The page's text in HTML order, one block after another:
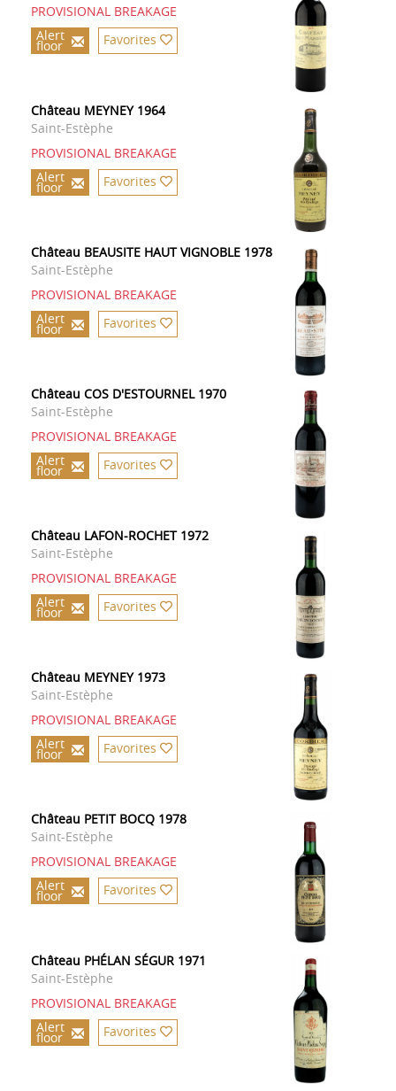
PROVISIONAL BREAKAGE
Alert
floor Favorites
Château MEYNEY 1964
Saint-Estèphe
PROVISIONAL BREAKAGE
Alert
floor Favorites
Château BEAUSITE HAUT VIGNOBLE 1978
Saint-Estèphe
PROVISIONAL BREAKAGE
Alert
floor Favorites
Château COS D'ESTOURNEL 1970
Saint-Estèphe
PROVISIONAL BREAKAGE
Alert
floor Favorites
Château LAFON-ROCHET 1972
Saint-Estèphe
PROVISIONAL BREAKAGE
Alert
floor Favorites
Château MEYNEY 1973
Saint-Estèphe
PROVISIONAL BREAKAGE
Alert
floor Favorites
Château PETIT BOCQ 1978
Saint-Estèphe
PROVISIONAL BREAKAGE
Alert
floor Favorites
Château PHÉLAN SÉGUR 1971
Saint-Estèphe
PROVISIONAL BREAKAGE
Alert
floor Favorites